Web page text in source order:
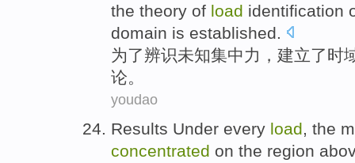
the theory of load identification
domain is established
为了辨识未知集中力 ，建立了时
论 。
youdao
Results Under every load, the
concentrated on the region